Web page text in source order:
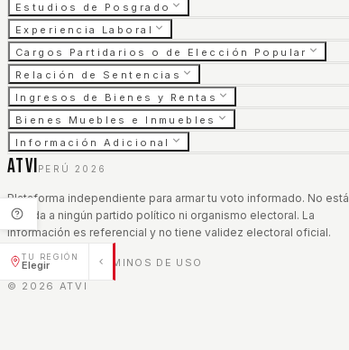
TU REGIÓN
Elegir
Estudios de Posgrado
Experiencia Laboral
Cargos Partidarios o de Elección Popular
Relación de Sentencias
Ingresos de Bienes y Rentas
Bienes Muebles e Inmuebles
Información Adicional
ATVI PERÚ 2026
Plataforma independiente para armar tu voto informado. No está
afiliada a ningún partido político ni organismo electoral. La
información es referencial y no tiene validez electoral oficial.
AVISO LEGAL
TÉRMINOS DE USO
© 2026 ATVI